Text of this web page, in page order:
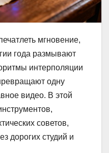
мгновение,
года размывают
интерполяции
одну
видео. В этой
советов,
дорогих студий и